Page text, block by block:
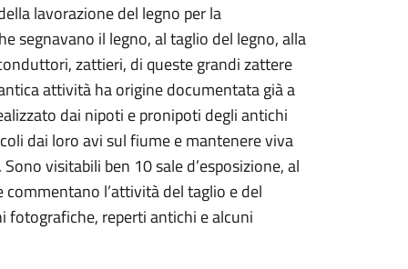
lavorazione del legno per la
segnavano il legno, al taglio del legno, alla
zattieri, di queste grandi zattere
attività ha origine documentata già a
dai nipoti e pronipoti degli antichi
dai loro avi sul fiume e mantenere viva
visitabili ben 10 sale d’esposizione, al
l’attività del taglio e del
fotografiche, reperti antichi e alcuni